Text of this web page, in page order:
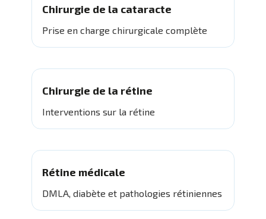
Chirurgie de la cataracte
Prise en charge chirurgicale complète
Chirurgie de la rétine
Interventions sur la rétine
Rétine médicale
DMLA, diabète et pathologies rétiniennes